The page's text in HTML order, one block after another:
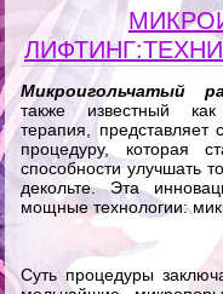
Микроигольчатый
также известный как
терапия, представляет
процедуру, которая
способности улучшать
декольте. Эта
мощные технологии:
Суть процедуры